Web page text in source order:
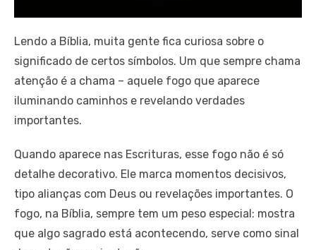
Lendo a Bíblia, muita gente fica curiosa sobre o
significado de certos símbolos. Um que sempre chama
atenção é a chama – aquele fogo que aparece
iluminando caminhos e revelando verdades
importantes.
Quando aparece nas Escrituras, esse fogo não é só
detalhe decorativo. Ele marca momentos decisivos,
tipo alianças com Deus ou revelações importantes. O
fogo, na Bíblia, sempre tem um peso especial: mostra
que algo sagrado está acontecendo, serve como sinal